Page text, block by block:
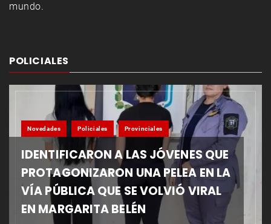
mundo.
POLICIALES
Novedades Policiales Provinciales
IDENTIFICARON A LAS JÓVENES QUE
PROTAGONIZARON UNA PELEA EN LA
VÍA PÚBLICA QUE SE VOLVIÓ VIRAL
EN MARGARITA BELÉN